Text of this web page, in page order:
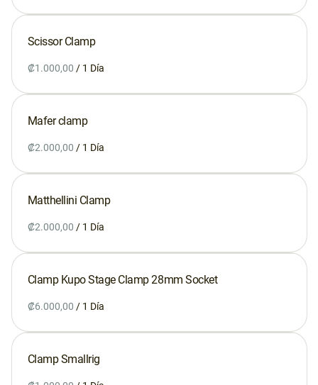
Scissor Clamp
/
Mafer clamp
/
Matthellini Clamp
/
Clamp Kupo Stage Clamp 28mm Socket
/
Clamp Smallrig